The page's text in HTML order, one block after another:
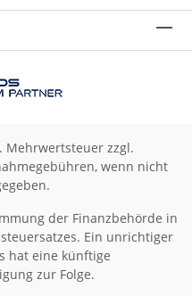
Mehrwertsteuer zzgl.
wenn nicht
der Finanzbehörde in
Ein unrichtiger
hat eine künftige
zur Folge.